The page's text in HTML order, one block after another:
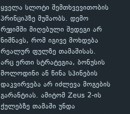
ყველა სლოტი შემთხვევითობის
პრინციპზე მუშაობს. დემო
რეჟიმში მიღებული შედეგი არ
ნიშნავს, რომ იგივე მოხდება
რეალურ ფულზე თამაშისას.
არც ერთი სტრატეგია, ბონუსის
მოლოდინი ან წინა სპინების
დაკვირვება არ იძლევა მოგების
გარანტიას. ამიტომ Zeus 2-ის
ქულებზე თამაში უნდა